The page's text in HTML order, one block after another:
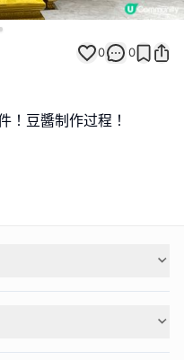
0 0